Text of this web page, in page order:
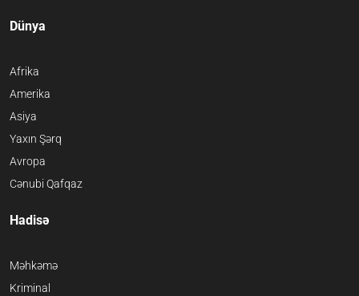
Dünya
Afrika
Amerika
Asiya
Yaxın Şərq
Avropa
Cənubi Qafqaz
Hadisə
Məhkəmə
Kriminal